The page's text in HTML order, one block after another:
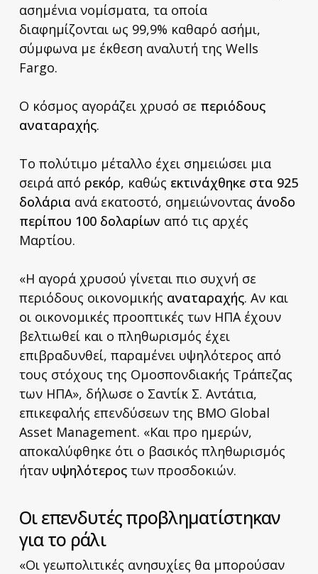
ασημένια νομίσματα, τα οποία
διαφημίζονται ως 99,9% καθαρό ασήμι,
σύμφωνα με έκθεση αναλυτή της Wells
Fargo.
Ο κόσμος αγοράζει χρυσό σε περιόδους
αναταραχής.
Το πολύτιμο μέταλλο έχει σημειώσει μια
σειρά από ρεκόρ, καθώς εκτινάχθηκε στα 925
δολάρια ανά εκατοστό, σημειώνοντας άνοδο
περίπου 100 δολαρίων από τις αρχές
Μαρτίου.
«Η αγορά χρυσού γίνεται πιο συχνή σε
περιόδους οικονομικής αναταραχής. Αν και
οι οικονομικές προοπτικές των ΗΠΑ έχουν
βελτιωθεί και ο πληθωρισμός έχει
επιβραδυνθεί, παραμένει υψηλότερος από
τους στόχους της Ομοσπονδιακής Τράπεζας
των ΗΠΑ», δήλωσε ο Σαντίκ Σ. Αντάτια,
επικεφαλής επενδύσεων της BMO Global
Asset Management. «Και προ ημερών,
αποκαλύφθηκε ότι ο βασικός πληθωρισμός
ήταν υψηλότεροςτων προσδοκιών.
Οι επενδυτές προβληματίστηκαν
για το ράλι
«Οι γεωπολιτικές ανησυχίες θα μπορούσαν